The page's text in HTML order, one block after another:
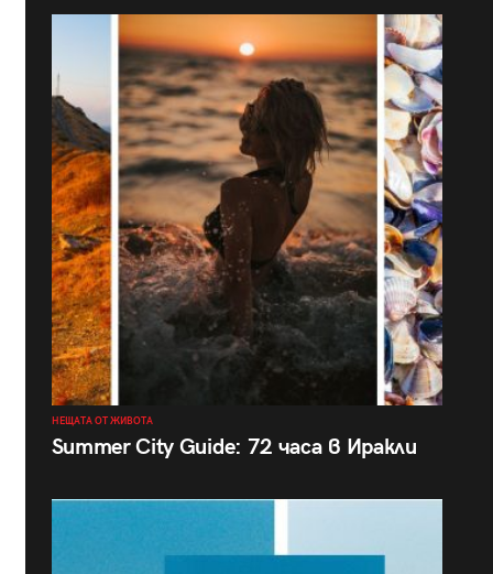
НЕЩАТА ОТ ЖИВОТА
Summer City Guide: 72 часа в Иракли